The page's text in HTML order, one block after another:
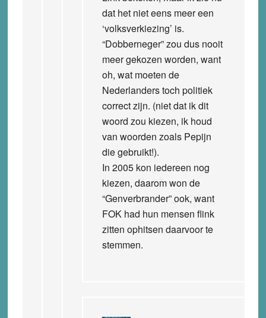
dat het niet eens meer een
‘volksverkiezing’ is.
“Dobberneger” zou dus nooit
meer gekozen worden, want
oh, wat moeten de
Nederlanders toch politiek
correct zijn. (niet dat ik dit
woord zou kiezen, ik houd
van woorden zoals Pepijn
die gebruikt!).
In 2005 kon iedereen nog
kiezen, daarom won de
“Genverbrander” ook, want
FOK had hun mensen flink
zitten ophitsen daarvoor te
stemmen.